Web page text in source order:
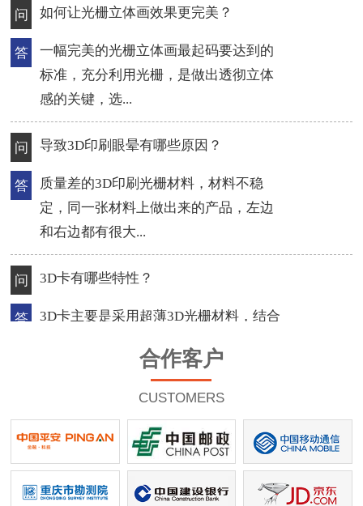
问 导致3D印刷眼晕有哪些原因？
答
质量差的3D印刷光栅材料，材料不稳
定，同一张材料上做出来的产品，左边
和右边都有很大...
问 3D卡有哪些特性？
答
3D卡主要是采用超薄3D光栅材料，结合
3D立体印刷技术和PVC卡的热压合成工
艺，制作成的超...
问 如何让光栅立体画效果更完美？
答
一幅完美的光栅立体画最起码要达到的
标准，充分利用光栅，是做出透彻立体
合作客户
CUSTOMERS